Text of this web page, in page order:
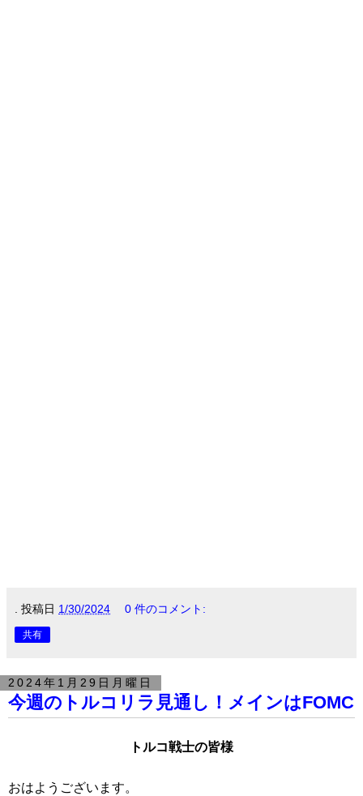
. 投稿日 1/30/2024 0 件のコメント:
共有
2024年1月29日月曜日
今週のトルコリラ見通し！メインはFOMC
トルコ戦士の皆様
おはようございます。